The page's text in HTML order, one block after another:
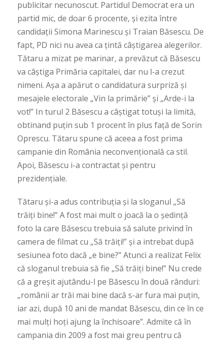
publicitar necunoscut. Partidul Democrat era un
partid mic, de doar 6 procente, și ezita între
candidații Simona Marinescu și Traian Băsescu. De
fapt, PD nici nu avea ca țintă câștigarea alegerilor.
Tătaru a mizat pe marinar, a prevăzut că Băsescu
va câștiga Primăria capitalei, dar nu l-a crezut
nimeni. Așa a apărut o candidatura surpriză și
mesajele electorale „Vin la primărie” și „Arde-i la
vot!” In turul 2 Băsescu a câștigat totuși la limită,
obtinand puțin sub 1 procent în plus față de Sorin
Oprescu. Tătaru spune că aceea a fost prima
campanie din România neconvențională ca stil.
Apoi, Băsescu i-a contractat și pentru
prezidențiale.
Tătaru și-a adus contribuția și la sloganul „Să
trăiți bine!” A fost mai mult o joacă la o ședință
foto la care Băsescu trebuia să salute privind în
camera de filmat cu „Să trăiți!” și a intrebat după
sesiunea foto dacă „e bine?” Atunci a realizat Felix
că sloganul trebuia să fie „Să trăiți bine!” Nu crede
că a greșit ajutându-l pe Băsescu în două rânduri:
„românii ar trăi mai bine dacă s-ar fura mai puțin,
iar azi, după 10 ani de mandat Băsescu, din ce în ce
mai mulți hoți ajung la închisoare”. Admite că în
campania din 2009 a fost mai greu pentru că